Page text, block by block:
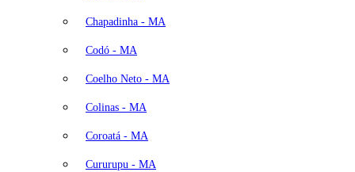
Chapadinha - MA
Codó - MA
Coelho Neto - MA
Colinas - MA
Coroatá - MA
Cururupu - MA